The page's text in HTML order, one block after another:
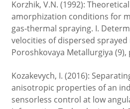
Korzhik, V.N. (1992):
amorphization conditions for
gas-thermal spraying. I.
velocities of dispersed
Poroshkovaya Metallurgiya (9),
Kozakevych, I. (2016):
anisotropic properties of an
sensorless control at low